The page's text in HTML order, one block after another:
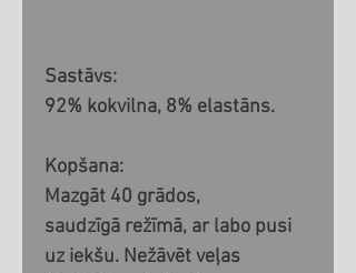
Sastāvs:
92% kokvilna, 8% elastāns.
Kopšana:
Mazgāt 40 grādos,
saudzīgā režīmā, ar labo pusi
uz iekšu. Nežāvēt veļas